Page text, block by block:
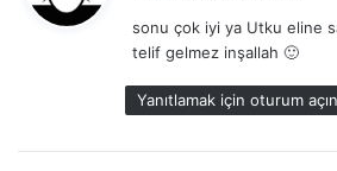
i
k
i
:
sonu çok iyi ya Utku eline
telif gelmez inşallah 🙂
Yanıtlamak için oturum açın